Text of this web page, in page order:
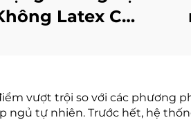
Latex Cải
Bằng Mũi Tốt
&
vượt trội so với các phương
tự nhiên. Trước hết, hệ